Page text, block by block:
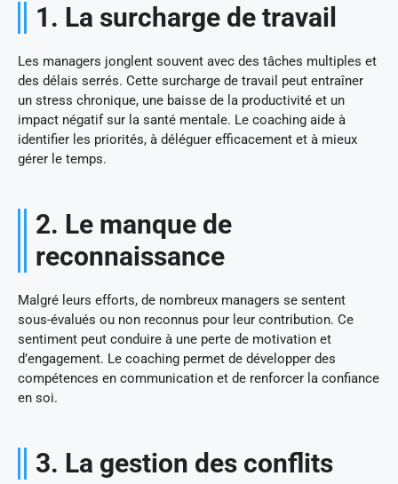
1. La surcharge de travail
Les managers jonglent souvent avec des tâches multiples et
des délais serrés. Cette surcharge de travail peut entraîner
un stress chronique, une baisse de la productivité et un
impact négatif sur la santé mentale. Le coaching aide à
identifier les priorités, à déléguer efficacement et à mieux
gérer le temps.
2. Le manque de
reconnaissance
Malgré leurs efforts, de nombreux managers se sentent
sous-évalués ou non reconnus pour leur contribution. Ce
sentiment peut conduire à une perte de motivation et
d’engagement. Le coaching permet de développer des
compétences en communication et de renforcer la confiance
en soi.
3. La gestion des conflits